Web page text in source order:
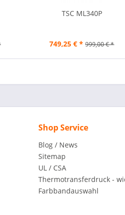
TSC ML340P
749,25 € * 999,00 € *
Shop Service
Blog / News
Sitemap
UL / CSA
Thermotransferdruck -
Farbbandauswahl